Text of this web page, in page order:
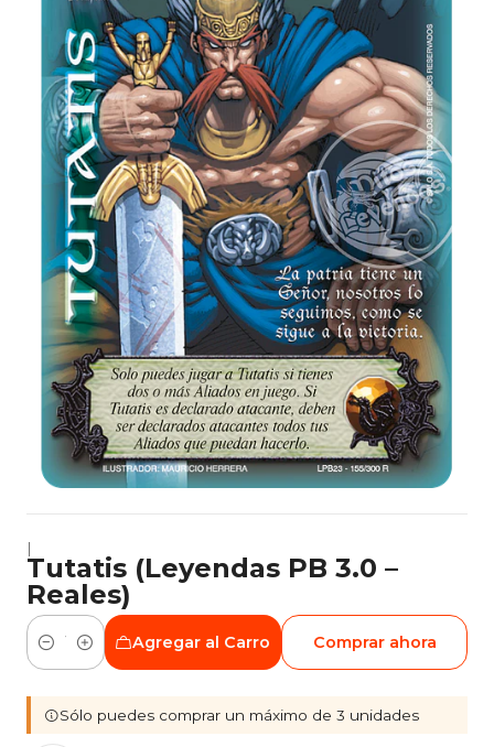
|
Tutatis (Leyendas PB 3.0 –
Reales)
Cantidad
Agregar al Carro Comprar ahora
Sólo puedes comprar un máximo de 3 unidades